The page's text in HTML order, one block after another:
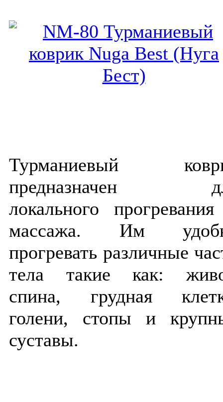
Турманиевый
предназначен
локального
массажа. Им
прогревать различные
тела такие как:
спина, грудная
голени, стопы и
суставы.